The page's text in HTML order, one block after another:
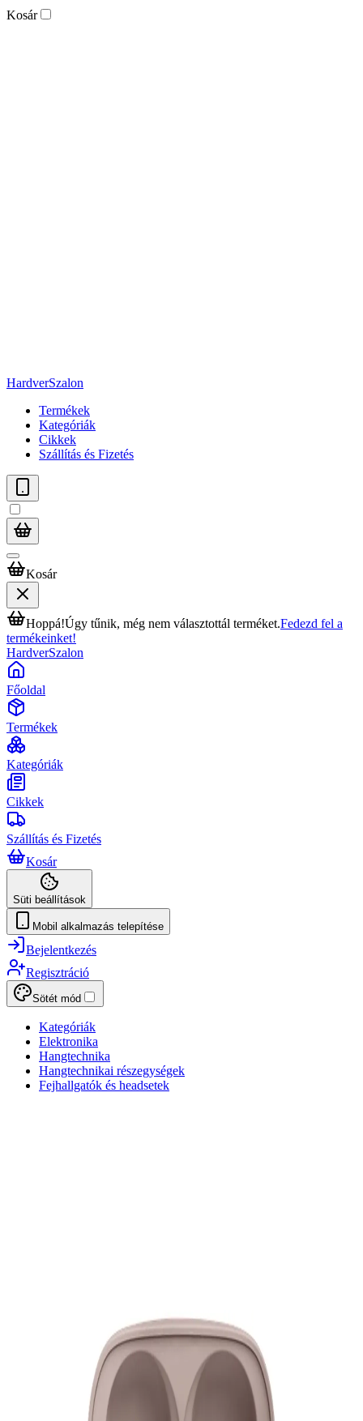
Kosár
HardverSzalon
Termékek
Kategóriák
Cikkek
Szállítás és Fizetés
Kosár
Hoppá!Úgy tűnik, még nem választottál terméket.Fedezd fel a
termékeinket!
HardverSzalon
Főoldal
Termékek
Kategóriák
Cikkek
Szállítás és Fizetés
Kosár
Süti beállítások
Mobil alkalmazás telepítése
Bejelentkezés
Regisztráció
Sötét mód
Kategóriák
Elektronika
Hangtechnika
Hangtechnikai részegységek
Fejhallgatók és headsetek